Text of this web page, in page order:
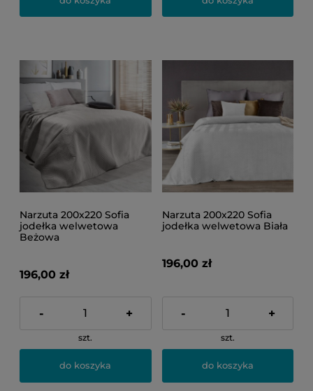
Narzuta 200x220 Sofia
jodełka welwetowa
Beżowa
196,00 zł
- +
szt.
do koszyka
Narzuta 200x220 Sofia
jodełka welwetowa Biała
196,00 zł
- +
szt.
do koszyka